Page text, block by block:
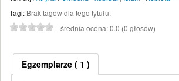
Tagi: Brak tagów dla tego tytułu.
średnia ocena: 0.0 (0 głosów)
Egzemplarze( 1 )